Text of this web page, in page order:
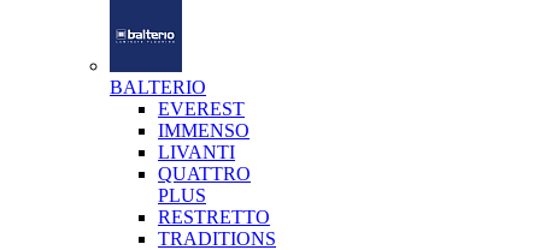
BALTERIO
EVEREST
IMMENSO
LIVANTI
QUATTRO
PLUS
RESTRETTO
TRADITIONS